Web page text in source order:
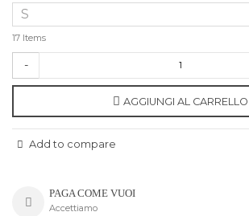
17 Items
-
AGGIUNGI AL CARRELLO
Add to compare
PAGA COME VUOI
Accettiamo